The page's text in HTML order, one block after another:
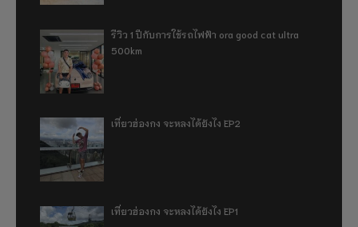
รีวิว 1 ปีกับการใช้รถไฟฟ้า ora good cat ultra
500km
เที่ยวฮ่องกง จะหลงได้ยังไง EP2
เที่ยวฮ่องกง จะหลงได้ยังไง EP1